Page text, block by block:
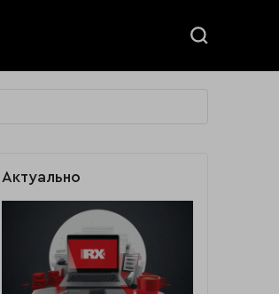
Актуально